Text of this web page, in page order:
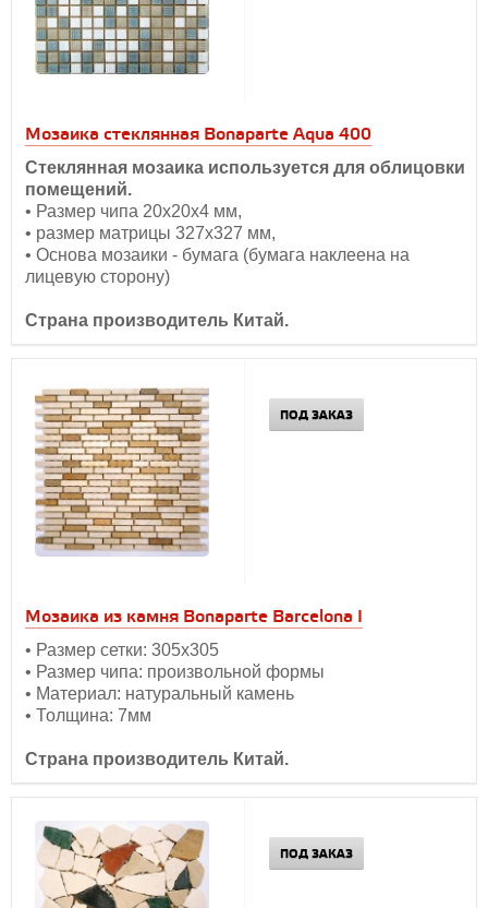
Мозаика стеклянная Bonaparte Aqua 400
Стеклянная мозаика используется для облицовки
помещений.
• Размер чипа 20х20х4 мм,
• размер матрицы 327х327 мм,
• Основа мозаики - бумага (бумага наклеена на
лицевую сторону)
Страна производитель Китай.
Мозаика из камня Bonaparte Barcelona I
• Размер сетки: 305х305
• Размер чипа: произвольной формы
• Материал: натуральный камень
• Толщина: 7мм
Страна производитель Китай.
ПОД ЗАКАЗ
ПОД ЗАКАЗ